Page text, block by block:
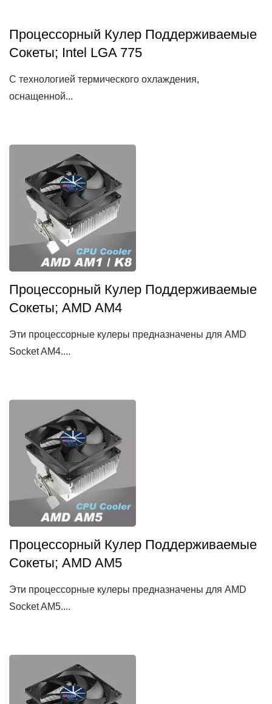
Процессорный Кулер Поддерживаемые
Сокеты; Intel LGA 775
С технологией термического охлаждения,
оснащенной...
Процессорный Кулер Поддерживаемые
Сокеты; AMD AM4
Эти процессорные кулеры предназначены для AMD
Socket AM4....
Процессорный Кулер Поддерживаемые
Сокеты; AMD AM5
Эти процессорные кулеры предназначены для AMD
Socket AM5....